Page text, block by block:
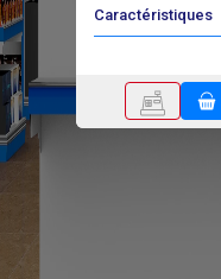
Caractéristiques